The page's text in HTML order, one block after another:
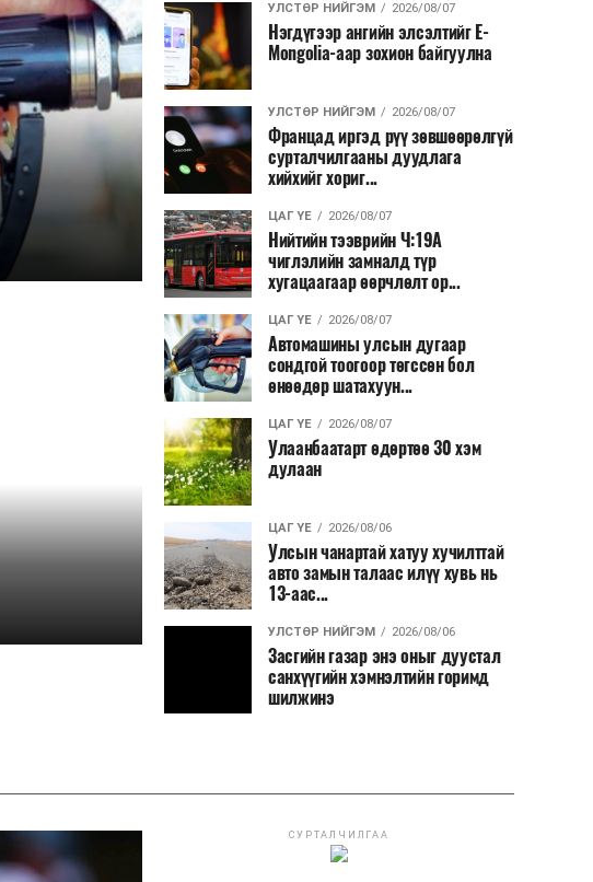
УЛСТӨР НИЙГЭМ 2026/08/07
Нэгдүгээр ангийн элсэлтийг E-
Mongolia-аар зохион байгуулна
УЛСТӨР НИЙГЭМ 2026/08/07
Францад иргэд рүү зөвшөөрөлгүй
сурталчилгааны дуудлага
хийхийг хориг...
ЦАГ ҮЕ 2026/08/07
Нийтийн тээврийн Ч:19А
чиглэлийн замналд түр
хугацаагаар өөрчлөлт ор...
ЦАГ ҮЕ 2026/08/07
Автомашины улсын дугаар
сондгой тоогоор төгссөн бол
өнөөдөр шатахуун...
ЦАГ ҮЕ 2026/08/07
Улаанбаатарт өдөртөө 30 хэм
дулаан
ЦАГ ҮЕ 2026/08/06
Улсын чанартай хатуу хучилттай
авто замын талаас илүү хувь нь
13-аас...
УЛСТӨР НИЙГЭМ 2026/08/06
Засгийн газар энэ оныг дуустал
санхүүгийн хэмнэлтийн горимд
шилжинэ
СУРТАЛЧИЛГАА